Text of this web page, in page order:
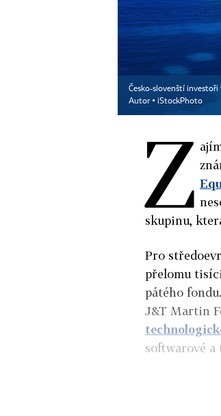
Česko-slovenští
Autor ▪ iStockPhoto
Z
skupinu,
Pro
přelomu
pátého
J&T Martin
softwarové